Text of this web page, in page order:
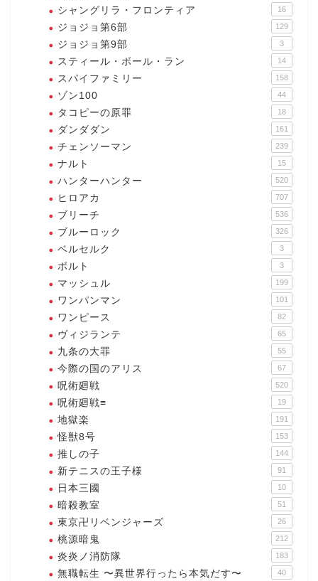
シャングリラ・フロンティア 16
ジョジョ第6部 129
ジョジョ第9部 3
スティール・ボール・ラン 14
スパイファミリー 158
ゾン100 44
タコピーの原罪 18
ダンダダン 161
チェンソーマン 239
ナルト 15
ハンターハンター 520
ヒロアカ 707
ブリーチ 536
ブルーロック 326
ベルセルク 3
ボルト 3
マッシュル 199
ワンパンマン 101
ワンピース 82
ヴィジランテ 65
九条の大罪 55
今際の国のアリス 67
呪術廻戦 520
呪術廻戦≡ 19
地獄楽 191
怪獣8号 153
推しの子 144
新テニスの王子様 91
日本三國 10
暗殺教室 51
東京卍リベンジャーズ 26
桃源暗鬼 212
炎炎ノ消防隊 183
無職転生 〜異世界行ったら本気だす〜 40